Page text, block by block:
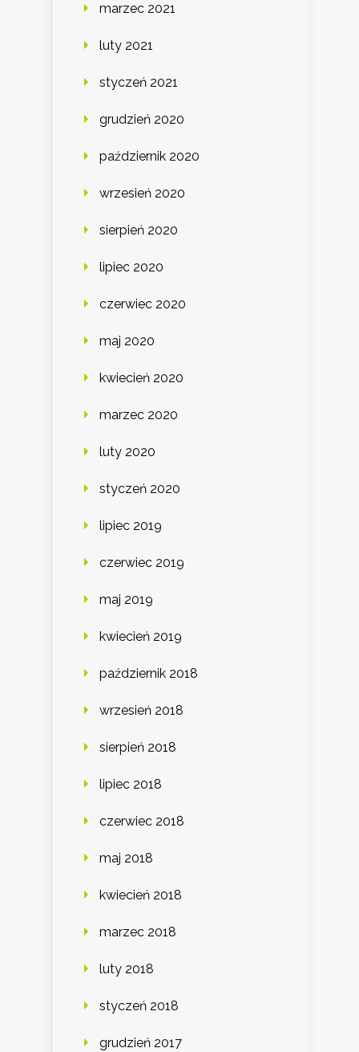
marzec 2021
luty 2021
styczeń 2021
grudzień 2020
październik 2020
wrzesień 2020
sierpień 2020
lipiec 2020
czerwiec 2020
maj 2020
kwiecień 2020
marzec 2020
luty 2020
styczeń 2020
lipiec 2019
czerwiec 2019
maj 2019
kwiecień 2019
październik 2018
wrzesień 2018
sierpień 2018
lipiec 2018
czerwiec 2018
maj 2018
kwiecień 2018
marzec 2018
luty 2018
styczeń 2018
grudzień 2017